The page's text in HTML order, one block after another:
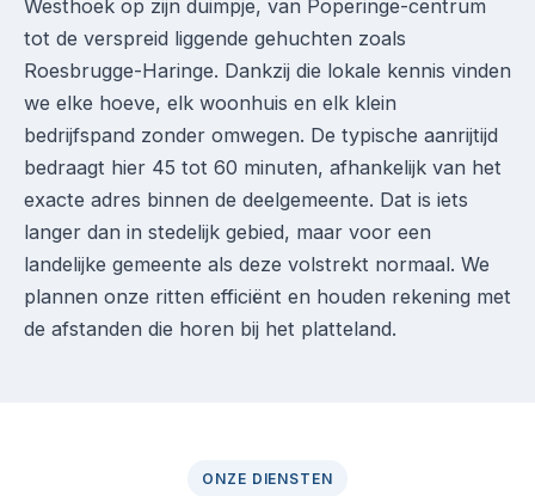
Westhoek op zijn duimpje, van Poperinge-centrum
tot de verspreid liggende gehuchten zoals
Roesbrugge-Haringe. Dankzij die lokale kennis vinden
we elke hoeve, elk woonhuis en elk klein
bedrijfspand zonder omwegen. De typische aanrijtijd
bedraagt hier 45 tot 60 minuten, afhankelijk van het
exacte adres binnen de deelgemeente. Dat is iets
langer dan in stedelijk gebied, maar voor een
landelijke gemeente als deze volstrekt normaal. We
plannen onze ritten efficiënt en houden rekening met
de afstanden die horen bij het platteland.
ONZE DIENSTEN